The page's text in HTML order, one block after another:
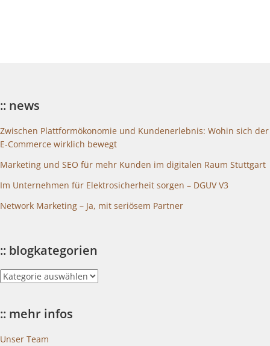
:: news
Zwischen Plattformökonomie und Kundenerlebnis: Wohin sich der
E-Commerce wirklich bewegt
Marketing und SEO für mehr Kunden im digitalen Raum Stuttgart
Im Unternehmen für Elektrosicherheit sorgen – DGUV V3
Network Marketing – Ja, mit seriösem Partner
:: blogkategorien
::
blogkategorien
:: mehr infos
Unser Team